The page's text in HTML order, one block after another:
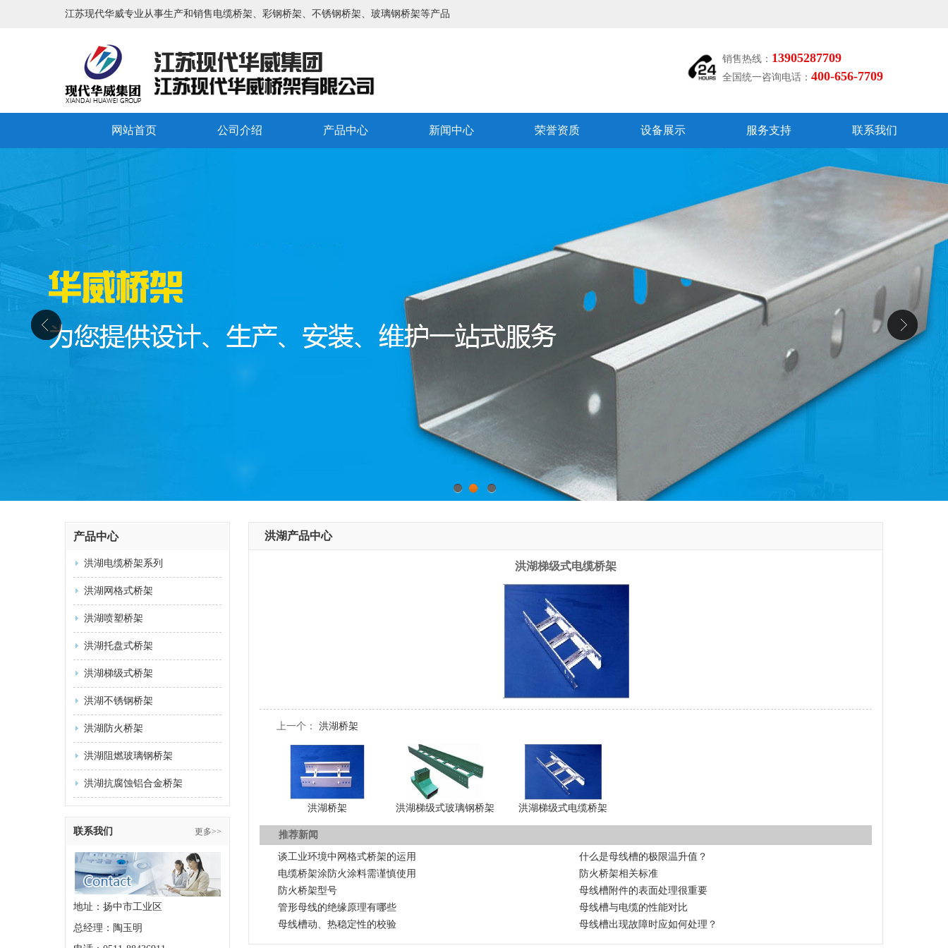
江苏现代华威专业从事生产和销售电缆桥架、彩钢桥架、不锈钢桥架、玻璃钢桥架等产品
销售热线： 13905287709
全国统一咨询电话： 400-656-7709
网站首页 公司介绍 产品中心 新闻中心 荣誉资质 设备展示 服务支持 联系我们
产品中心
洪湖电缆桥架系列
洪湖网格式桥架
洪湖喷塑桥架
洪湖托盘式桥架
洪湖梯级式桥架
洪湖不锈钢桥架
洪湖防火桥架
洪湖阻燃玻璃钢桥架
洪湖抗腐蚀铝合金桥架
联系我们 更多>>
地址：扬中市工业区
总经理：陶玉明
洪湖产品中心
洪湖梯级式电缆桥架
上一个： 洪湖桥架
洪湖桥架 洪湖梯级式玻璃钢桥架 洪湖梯级式电缆桥架
推荐新闻
谈工业环境中网格式桥架的运用
什么是母线槽的极限温升值？
电缆桥架涂防火涂料需谨慎使用
防火桥架相关标准
防火桥架型号
母线槽附件的表面处理很重要
管形母线的绝缘原理有哪些
母线槽与电缆的性能对比
母线槽动、热稳定性的校验
母线槽出现故障时应如何处理？